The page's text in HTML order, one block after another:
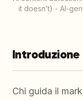
it doesn’t) - AI-
Introduzione
Chi guida il